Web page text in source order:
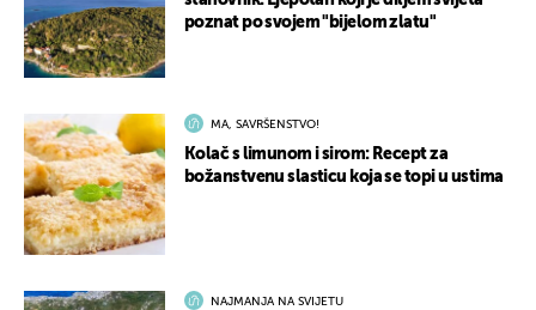
poznat po svojem "bijelom zlatu"
MA, SAVRŠENSTVO!
Kolač s limunom i sirom: Recept za
božanstvenu slasticu koja se topi u ustima
NAJMANJA NA SVIJETU